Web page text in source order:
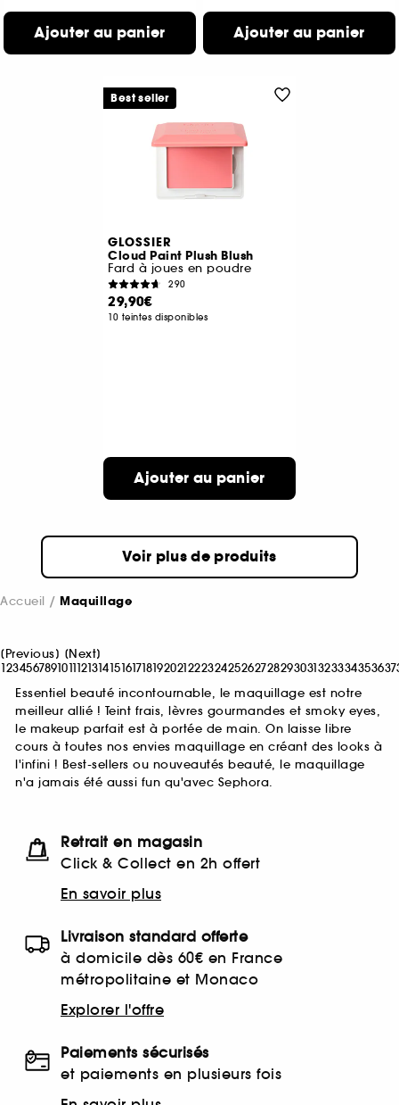
Ajouter au panier Ajouter au panier
GLOSSIER
Cloud Paint Plush Blush
Fard à joues en poudre
290
29,90€
10 teintes disponibles
Ajouter au panier
Best seller
Voir plus de produits
Accueil Maquillage
[Previous] [Next]
12345678910111213141516171819202122232425262728293031323334353637
Essentiel beauté incontournable, le maquillage est notre
meilleur allié ! Teint frais, lèvres gourmandes et smoky eyes,
le makeup parfait est à portée de main. On laisse libre
cours à toutes nos envies maquillage en créant des looks à
l'infini ! Best-sellers ou nouveautés beauté, le maquillage
n'a jamais été aussi fun qu'avec Sephora.
Retrait en magasin
Click & Collect en 2h offert
En savoir plus
Livraison standard offerte
à domicile dès 60€ en France
métropolitaine et Monaco
Explorer l'offre
Paiements sécurisés
et paiements en plusieurs fois